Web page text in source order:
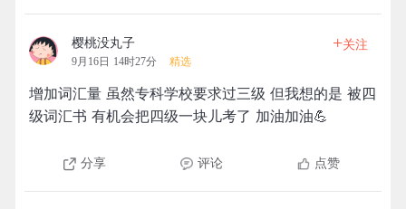
樱桃没丸子
9月16日 14时27分 精选
+关注
增加词汇量 虽然专科学校要求过三级 但我想的是 被四
级词汇书 有机会把四级一块儿考了 加油加油💪
分享 评论 点赞